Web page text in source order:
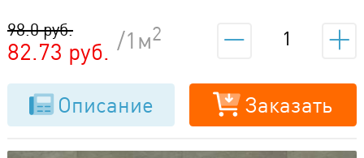
82.73 руб.
98.0 руб. /1м2
Описание Заказать